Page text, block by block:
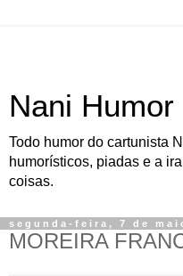
Nani Humor
Todo humor do cartunista
humorísticos, piadas e a
coisas.
segunda-feira, 7 de
MOREIRA